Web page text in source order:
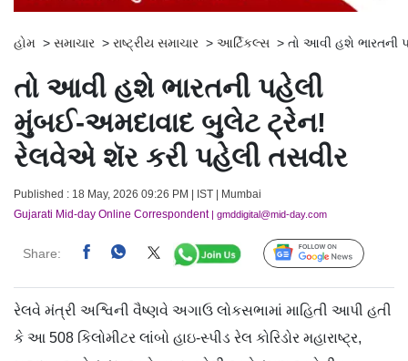
હોમ > સમાચાર > રાષ્ટ્રીય સમાચાર > આર્ટિકલ્સ > તો આવી હશે ભારતની
તો આવી હશે ભારતની પહેલી
મુંબઈ-અમદાવાદ બુલેટ ટ્રેન!
રેલવેએ શૅર કરી પહેલી તસવીર
Published : 18 May, 2026 09:26 PM | IST | Mumbai
Gujarati Mid-day Online Correspondent| gmddigital@mid-day.com
Share: Follow Us
રેલવે મંત્રી અશ્વિની વૈષ્ણવે અગાઉ લોકસભામાં માહિતી આપી હતી
કે આ 508 કિલોમીટર લાંબો હાઇ-સ્પીડ રેલ કોરિડોર મહારાષ્ટ્ર,